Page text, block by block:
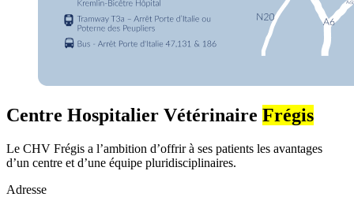
Centre Hospitalier Vétérinaire Frégis
Le CHV Frégis a l’ambition d’offrir à ses patients les avantages
d’un centre et d’une équipe pluridisciplinaires.
Adresse